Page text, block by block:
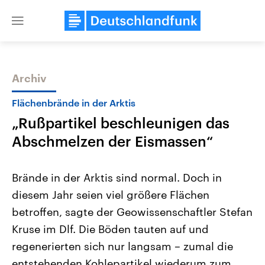
Close
Themen
Landtagswahl Sachsen-Anhalt
2026
Alle Informationen
Sachsen-Anhalt wählt am 6.
September 2026 einen neuen
Landtag. Seit 2021 wird das
Bundesland von einer Koalition aus
Aktuelle Beiträge,
Hintergründe
Wirtschaftlich und
gehören die Vereinigten
den mächtigsten Ländern
mit großem Einfluss auf
Archiv
Flächenbrände in der Arktis
„Rußpartikel beschleunigen das
Abschmelzen der Eismassen“
Brände in der Arktis sind normal. Doch in
diesem Jahr seien viel größere Flächen
betroffen, sagte der Geowissenschaftler Stefan
Kruse im Dlf. Die Böden tauten auf und
regenerierten sich nur langsam – zumal die